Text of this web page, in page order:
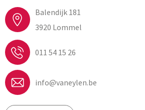
Balendijk 181
3920 Lommel
011 54 15 26
info@vaneylen.be